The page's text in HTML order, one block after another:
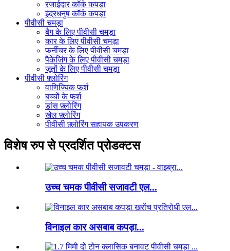
रजाईदार कॉर्क कपड़ा
इंद्रधनुष कॉर्क कपड़ा
पीवीसी चमड़ा
बैग के लिए पीवीसी चमड़ा
कार के लिए पीवीसी चमड़ा
फर्नीचर के लिए पीवीसी चमड़ा
पैकेजिंग के लिए पीवीसी चमड़ा
जूतों के लिए पीवीसी चमड़ा
पीवीसी फ़्लोरिंग
वाणिज्यिक फर्श
बच्चों के फर्श
डांस फ़्लोरिंग
खेल फ़्लोरिंग
पीवीसी फ़्लोरिंग सहायक उपकरण
विशेष रुप से प्रदर्शित प्रोडक्टस
उच्च चमक पीवीसी सजावटी एल...
विनाइल कार असबाब कपड़ा...